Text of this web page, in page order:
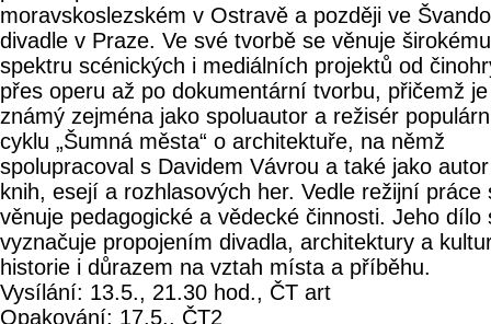
moravskoslezském v Ostravě a později ve
divadle v Praze. Ve své tvorbě se věnuje širokému
spektru scénických i mediálních projektů od
přes operu až po dokumentární tvorbu, přičemž je
známý zejména jako spoluautor a režisér
cyklu „Šumná města“ o architektuře, na němž
spolupracoval s Davidem Vávrou a také jako autor
knih, esejí a rozhlasových her. Vedle režijní práce
věnuje pedagogické a vědecké činnosti. Jeho dílo
vyznačuje propojením divadla, architektury a
historie i důrazem na vztah místa a příběhu.
Vysílání: 13.5., 21.30 hod., ČT art
Opakování: 17.5., ČT2